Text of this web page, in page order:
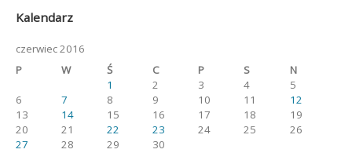
Kalendarz
czerwiec 2016
P
W Ś C P S
N
1
2 3 4
5
6
7 8 9 10 11
12
13
14 15 16 17 18
19
20
21 22 23 24 25
26
27
28 29 30